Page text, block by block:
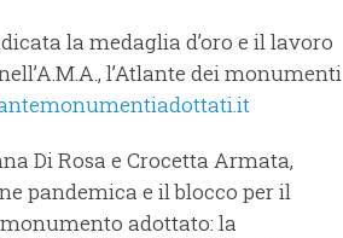
la medaglia d’oro e il lavoro
l’Atlante dei monumenti
Di Rosa e Crocetta Armata,
pandemica e il blocco per il
adottato: la